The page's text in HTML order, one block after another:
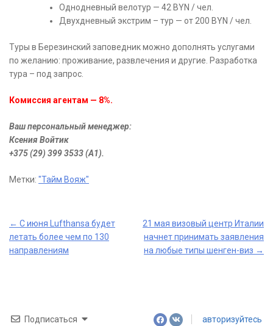
Однодневный велотур — 42 BYN / чел.
Двухдневный экстрим – тур — от 200 BYN / чел.
Туры в Березинский заповедник можно дополнять услугами
по желанию: проживание, развлечения и другие. Разработка
тура – под запрос.
Комиссия агентам — 8%.
Ваш персональный менеджер:
Ксения Войтик
+375 (29) 399 3533 (A1).
Метки: "Тайм Вояж"
Post
navigation
← С июня Lufthansa будет
летать более чем по 130
направлениям
21 мая визовый центр Италии
начнет принимать заявления
на любые типы шенген-виз →
Подписаться авторизуйтесь